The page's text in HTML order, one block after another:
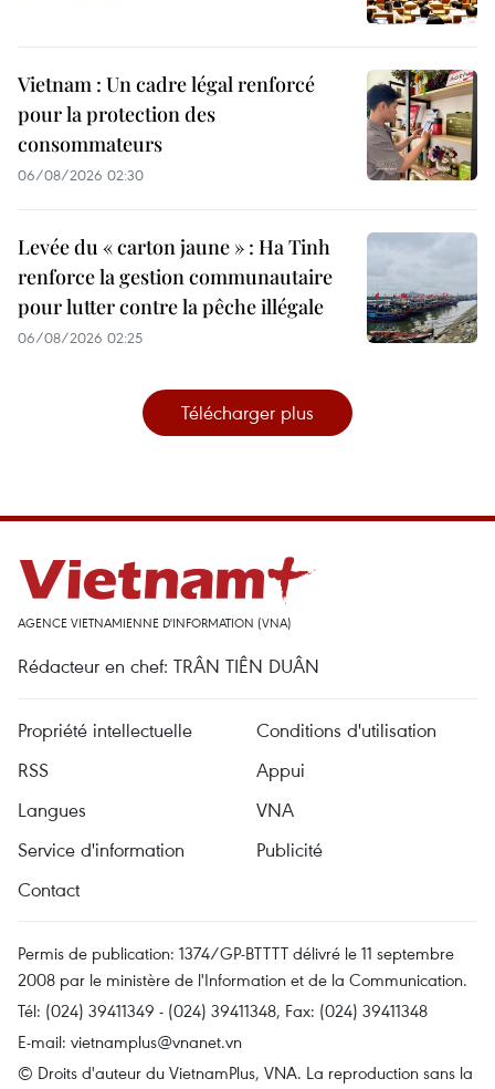
Vietnam : Un cadre légal renforcé
pour la protection des
consommateurs
06/08/2026 02:30
Levée du « carton jaune » : Ha Tinh
renforce la gestion communautaire
pour lutter contre la pêche illégale
06/08/2026 02:25
Télécharger plus
AGENCE VIETNAMIENNE D'INFORMATION (VNA)
Rédacteur en chef: TRÂN TIÊN DUÂN
Propriété intellectuelle
Conditions d'utilisation
RSS
Appui
Langues
VNA
Service d'information
Publicité
Contact
Permis de publication: 1374/GP-BTTTT délivré le 11 septembre
2008 par le ministère de l'Information et de la Communication.
Tél: (024) 39411349 - (024) 39411348, Fax: (024) 39411348
E-mail: vietnamplus@vnanet.vn
© Droits d'auteur du VietnamPlus, VNA. La reproduction sans la